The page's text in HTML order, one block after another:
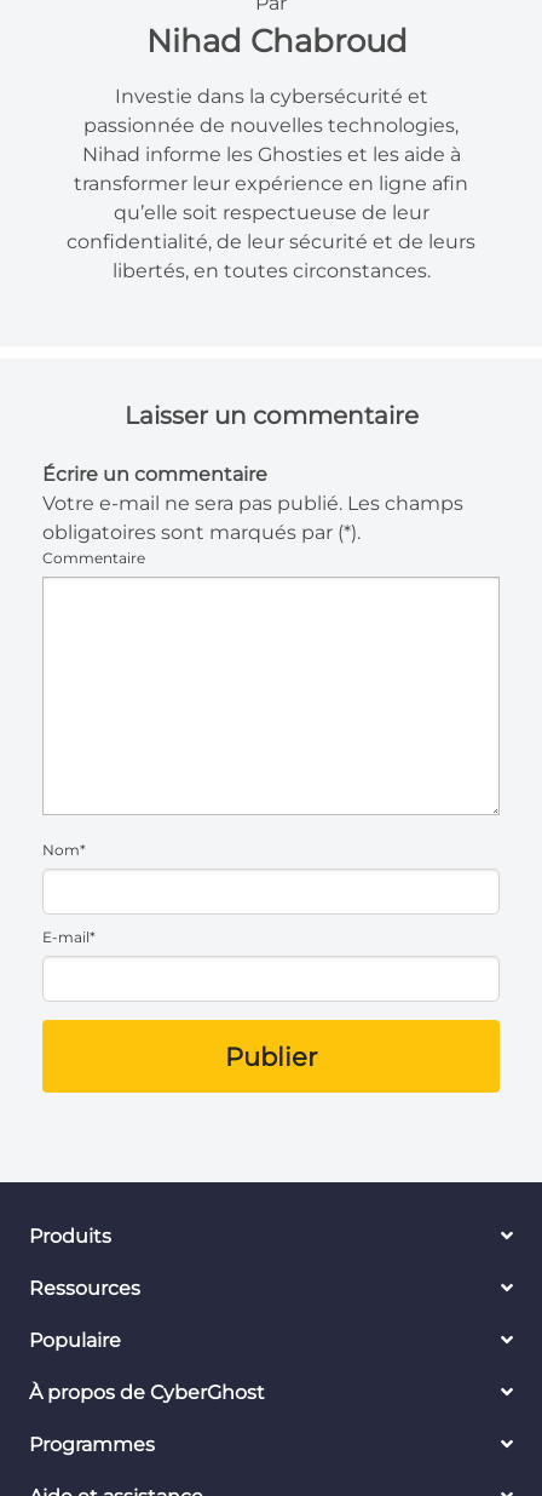
Nihad Chabroud
Investie dans la cybersécurité et
passionnée de nouvelles technologies,
Nihad informe les Ghosties et les aide à
transformer leur expérience en ligne afin
qu’elle soit respectueuse de leur
confidentialité, de leur sécurité et de leurs
libertés, en toutes circonstances.
Laisser un commentaire
Écrire un commentaire
Votre e-mail ne sera pas publié. Les champs
obligatoires sont marqués par (*).
Commentaire
Nom*
E-mail*
Publier
Produits
Ressources
Populaire
À propos de CyberGhost
Programmes